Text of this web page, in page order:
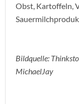
Obst, Kartoffeln,
Bildquelle:
MichaelJay